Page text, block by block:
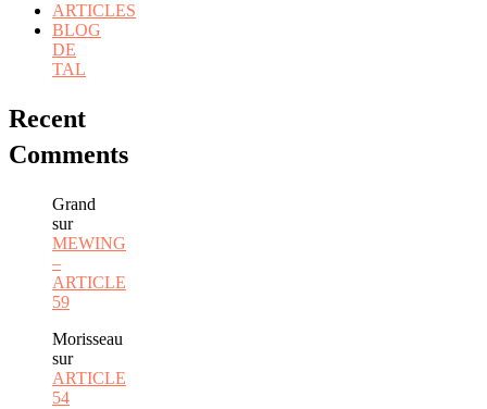
ARTICLES
BLOG
DE
TAL
Recent
Comments
Grand
sur
MEWING
–
ARTICLE
59
Morisseau
sur
ARTICLE
54